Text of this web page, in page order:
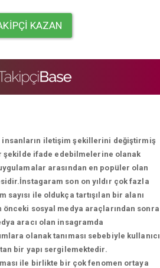
KAZAN
insanların iletişim şekillerini değiştirmiş
şekilde ifade edebilmelerine olanak
arasından en popüler olan
son on yıldır çok fazla
sayısı ile oldukça tartışılan bir alanı
önceki sosyal medya araçlarından sonra
aracı olan insagramda
olanak tanıması sebebiyle kullanıcı
bir yapı sergilemektedir.
ile birlikte bir çok fenomen ortaya